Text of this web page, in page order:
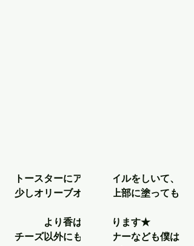
トースターにアルミホイルをしいて、
少しオリーブオイルを上部に塗っても
より香ばしくなります★
チーズ以外にもウインナーなども僕は